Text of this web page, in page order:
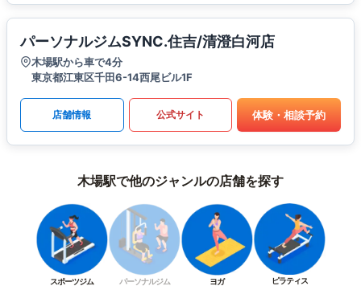
パーソナルジムSYNC.住吉/清澄白河店
木場駅から車で4分
東京都江東区千田6-14西尾ビル1F
店舗情報 公式サイト 体験・相談予約
木場駅で他のジャンルの店舗を探す
スポーツジム パーソナルジム ヨガ ピラティス